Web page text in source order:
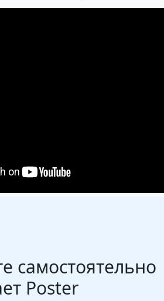
самостоятельно
Poster